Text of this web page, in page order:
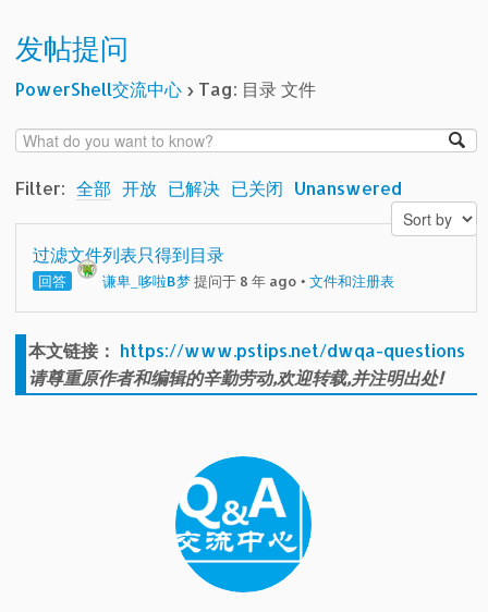
发帖提问
PowerShell交流中心 › Tag: 目录 文件
Filter: 全部 开放 已解决 已关闭 Unanswered
过滤文件列表只得到目录
回答 谦卑_哆啦B梦提问于 8 年 ago •文件和注册表
本文链接： https://www.pstips.net/dwqa-questions
请尊重原作者和编辑的辛勤劳动,欢迎转载,并注明出处!